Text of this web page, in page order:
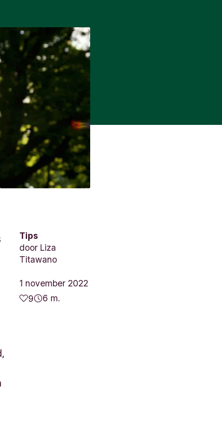
Tips
door Liza
Titawano
1 november 2022
9
6 m.